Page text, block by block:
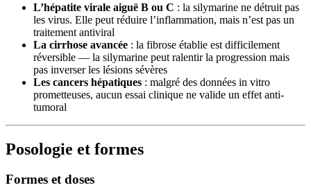
L’hépatite virale aiguë B ou C : la silymarine ne détruit pas
les virus. Elle peut réduire l’inflammation, mais n’est pas un
traitement antiviral
La cirrhose avancée : la fibrose établie est difficilement
réversible — la silymarine peut ralentir la progression mais
pas inverser les lésions sévères
Les cancers hépatiques : malgré des données in vitro
prometteuses, aucun essai clinique ne valide un effet anti-
tumoral
Posologie et formes
Formes et doses